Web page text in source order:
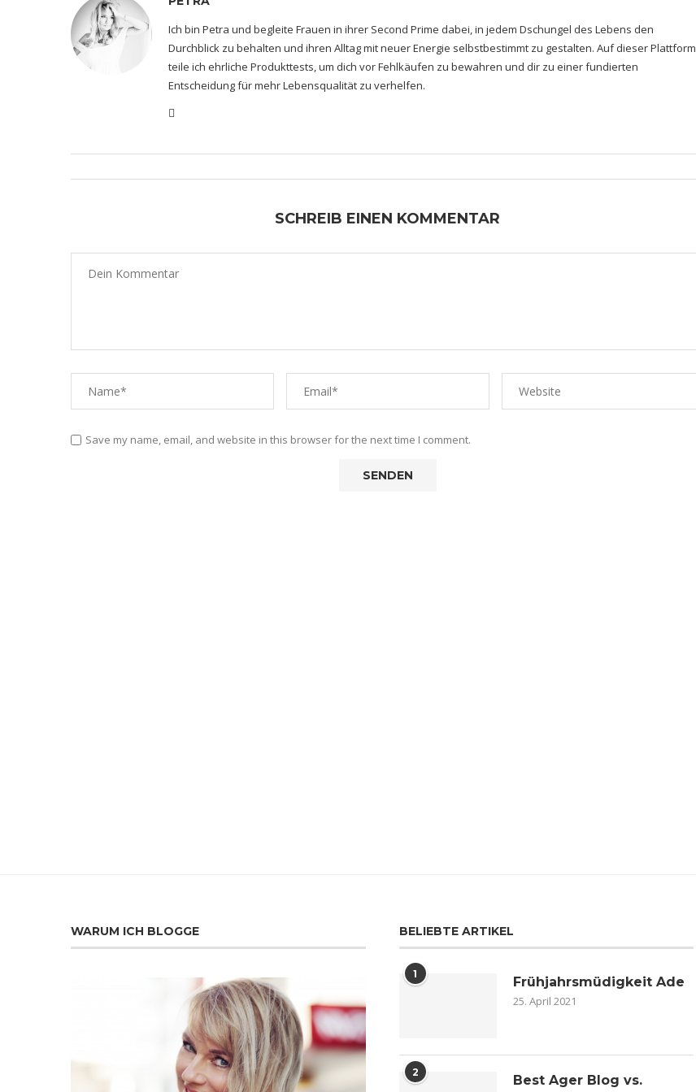
Ich bin Petra und begleite Frauen in ihrer Second Prime dabei, in jedem Dschungel des Lebens den
Durchblick zu behalten und ihren Alltag mit neuer Energie selbstbestimmt zu gestalten. Auf dieser Plattform
teile ich ehrliche Produkttests, um dich vor Fehlkäufen zu bewahren und dir zu einer fundierten
Entscheidung für mehr Lebensqualität zu verhelfen.
SCHREIB EINEN KOMMENTAR
Save my name, email, and website in this browser for the next time I comment.
WARUM ICH BLOGGE BELIEBTE ARTIKEL
1 Frühjahrsmüdigkeit Ade
25. April 2021
2
Best Ager Blog vs.